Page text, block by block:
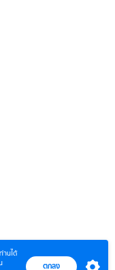
อ (พากย์ 8 แบบ
านได้
ตกลง